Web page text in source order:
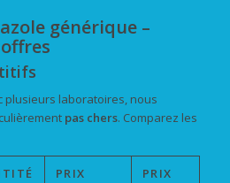
générique –
plusieurs laboratoires, nous
pas chers. Comparez les
PRIX
PRIX